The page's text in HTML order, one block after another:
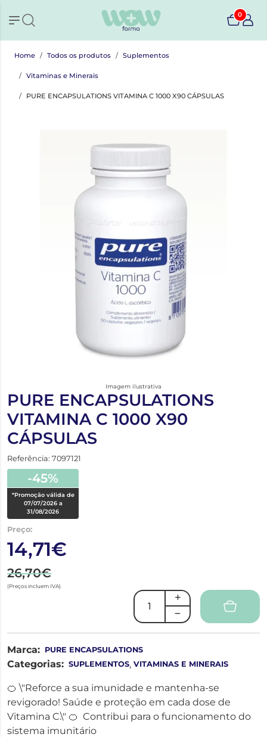
0
Home Todos os produtos Suplementos
Vitaminas e Minerais
PURE ENCAPSULATIONS VITAMINA C 1000 X90 CÁPSULAS
Imagem ilustrativa
PURE ENCAPSULATIONS
VITAMINA C 1000 X90
CÁPSULAS
Referência: 7097121
-45%
*Promoção válida de
07/07/2026 a
31/08/2026
Preço:
14,71€
26,70€
(Preços incluem IVA)
Marca: PURE ENCAPSULATIONS
Categorias: SUPLEMENTOS, VITAMINAS E MINERAIS
🍊 \"Reforce a sua imunidade e mantenha-se
revigorado! Saúde e proteção em cada dose de
Vitamina C.\" 🍊 Contribui para o funcionamento do
sistema imunitário